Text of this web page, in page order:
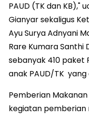
PAUD (TK dan KB),"
Gianyar sekaligus
Ayu Surya Adnyani
Rare Kumara Santhi
sebanyak 410 paket
anak PAUD/TK
Pemberian
kegiatan